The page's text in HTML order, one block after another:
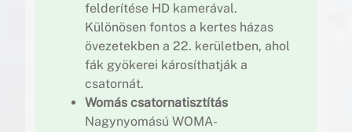
felderítése HD kamerával.
Különösen fontos a kertes házas
övezetekben a 22. kerületben, ahol
fák gyökerei károsíthatják a
csatornát.
Womás csatornatisztítás
Nagynyomású WOMA-